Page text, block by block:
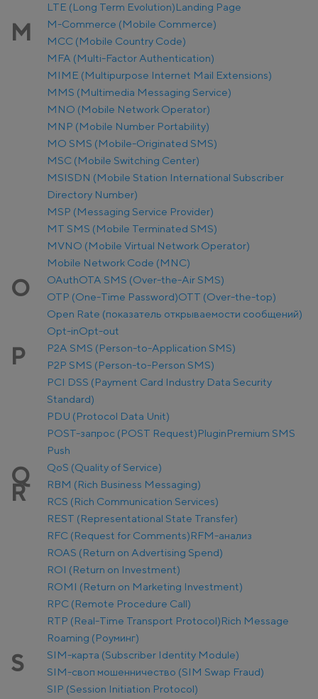
LTE (Long Term Evolution)Landing Page
M
M-Commerce (Mobile Commerce)
MCC (Mobile Country Code)
MFA (Multi-Factor Authentication)
MIME (Multipurpose Internet Mail Extensions)
MMS (Multimedia Messaging Service)
MNO (Mobile Network Operator)
MNP (Mobile Number Portability)
MO SMS (Mobile-Originated SMS)
MSC (Mobile Switching Center)
MSISDN (Mobile Station International Subscriber
Directory Number)
MSP (Messaging Service Provider)
MT SMS (Mobile Terminated SMS)
MVNO (Mobile Virtual Network Operator)
Mobile Network Code (MNC)
O OAuthOTA SMS (Over-the-Air SMS)
OTP (One-Time Password)OTT (Over-the-top)
Open Rate (показатель открываемости сообщений)
Opt-inOpt-out
P
P2A SMS (Person-to-Application SMS)
P2P SMS (Person-to-Person SMS)
PCI DSS (Payment Card Industry Data Security
Standard)
PDU (Protocol Data Unit)
POST-запрос (POST Request)PluginPremium SMS
Push
Q QoS (Quality of Service)
R
RBM (Rich Business Messaging)
RCS (Rich Communication Services)
REST (Representational State Transfer)
RFC (Request for Comments)RFM-анализ
ROAS (Return on Advertising Spend)
ROI (Return on Investment)
ROMI (Return on Marketing Investment)
RPC (Remote Procedure Call)
RTP (Real-Time Transport Protocol)Rich Message
Roaming (Роуминг)
S
SIM-карта (Subscriber Identity Module)
SIM-своп мошенничество (SIM Swap Fraud)
SIP (Session Initiation Protocol)